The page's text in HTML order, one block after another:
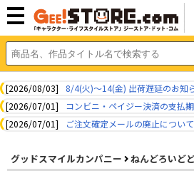
[2026/08/03]
8/4(火)～14(金) 出荷遅延のお知
[2026/07/01]
コンビニ・ペイジー決済の支払
[2026/07/01]
ご注文確定メールの廃止について
グッドスマイルカンパニー ねんどろいど